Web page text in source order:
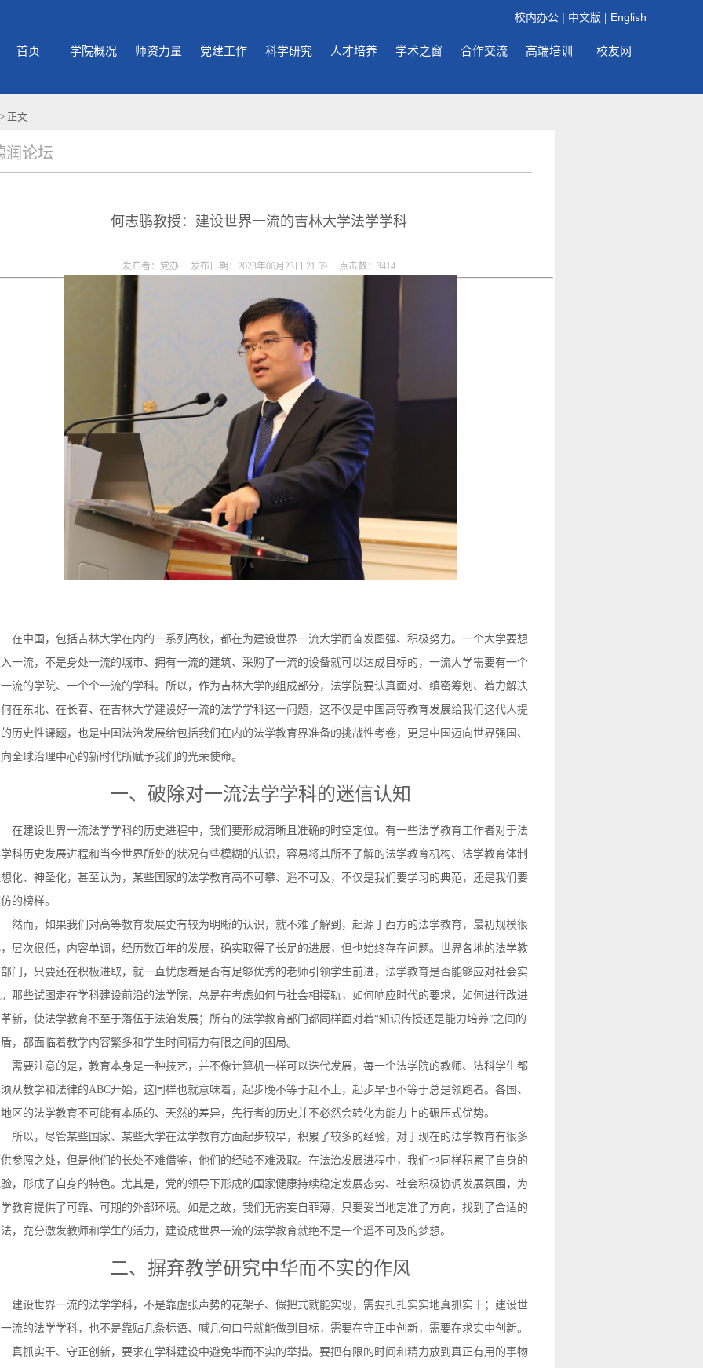
校内办公 | 中文版 | English
首页 学院概况 师资力量 党建工作 科学研究 人才培养 学术之窗 合作交流 高端培训 校友网
正文
润论坛
何志鹏教授：建设世界一流的吉林大学法学学科
发布者：党办 发布日期：2023年06月23日 21:59 点击数： 3414
在中国，包括吉林大学在内的一系列高校，都在为建设世界一流大学而奋发图强、积极努力。一个大学要想
一流，不是身处一流的城市、拥有一流的建筑、采购了一流的设备就可以达成目标的，一流大学需要有一个
流的学院、一个个一流的学科。所以，作为吉林大学的组成部分，法学院要认真面对、缜密筹划、着力解决
在东北、在长春、在吉林大学建设好一流的法学学科这一问题，这不仅是中国高等教育发展给我们这代人提
历史性课题，也是中国法治发展给包括我们在内的法学教育界准备的挑战性考卷，更是中国迈向世界强国、
全球治理中心的新时代所赋予我们的光荣使命。
一、破除对一流法学学科的迷信认知
在建设世界一流法学学科的历史进程中，我们要形成清晰且准确的时空定位。有一些法学教育工作者对于法
科历史发展进程和当今世界所处的状况有些模糊的认识，容易将其所不了解的法学教育机构、法学教育体制
化、神圣化，甚至认为，某些国家的法学教育高不可攀、遥不可及，不仅是我们要学习的典范，还是我们要
的榜样。
然而，如果我们对高等教育发展史有较为明晰的认识，就不难了解到，起源于西方的法学教育，最初规模很
层次很低，内容单调，经历数百年的发展，确实取得了长足的进展，但也始终存在问题。世界各地的法学教
门，只要还在积极进取，就一直忧虑着是否有足够优秀的老师引领学生前进，法学教育是否能够应对社会实
那些试图走在学科建设前沿的法学院，总是在考虑如何与社会相接轨，如何响应时代的要求，如何进行改进
新，使法学教育不至于落伍于法治发展；所有的法学教育部门都同样面对着“知识传授还是能力培养”之间的
，都面临着教学内容繁多和学生时间精力有限之间的困局。
需要注意的是，教育本身是一种技艺，并不像计算机一样可以迭代发展，每一个法学院的教师、法科学生都
从教学和法律的ABC开始，这同样也就意味着，起步晚不等于赶不上，起步早也不等于总是领跑者。各国、
区的法学教育不可能有本质的、天然的差异，先行者的历史并不必然会转化为能力上的碾压式优势。
所以，尽管某些国家、某些大学在法学教育方面起步较早，积累了较多的经验，对于现在的法学教育有很多
参照之处，但是他们的长处不难借鉴，他们的经验不难汲取。在法治发展进程中，我们也同样积累了自身的
，形成了自身的特色。尤其是，党的领导下形成的国家健康持续稳定发展态势、社会积极协调发展氛围，为
教育提供了可靠、可期的外部环境。如是之故，我们无需妄自菲薄，只要妥当地定准了方向，找到了合适的
，充分激发教师和学生的活力，建设成世界一流的法学教育就绝不是一个遥不可及的梦想。
二、摒弃教学研究中华而不实的作风
建设世界一流的法学学科，不是靠虚张声势的花架子、假把式就能实现，需要扎扎实实地真抓实干；建设世
流的法学学科，也不是靠贴几条标语、喊几句口号就能做到目标，需要在守正中创新，需要在求实中创新。
真抓实干、守正创新，要求在学科建设中避免华而不实的举措。要把有限的时间和精力放到真正有用的事物